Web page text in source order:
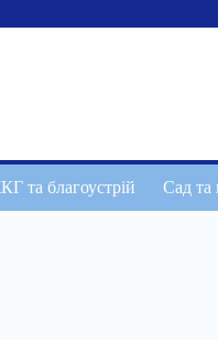
та благоустрій Сад та